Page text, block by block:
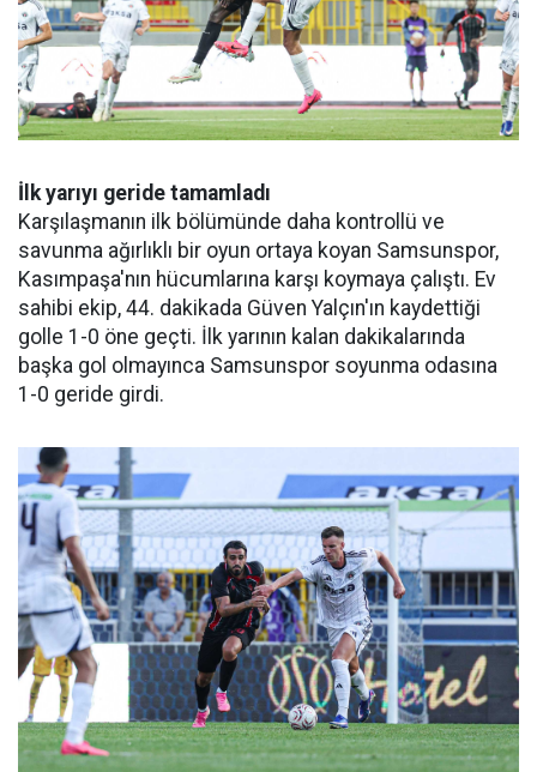
İlk yarıyı geride tamamladı
Karşılaşmanın ilk bölümünde daha kontrollü ve
savunma ağırlıklı bir oyun ortaya koyan Samsunspor,
Kasımpaşa'nın hücumlarına karşı koymaya çalıştı. Ev
sahibi ekip, 44. dakikada Güven Yalçın'ın kaydettiği
golle 1-0 öne geçti. İlk yarının kalan dakikalarında
başka gol olmayınca Samsunspor soyunma odasına
1-0 geride girdi.